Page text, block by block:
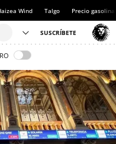
Wind Talgo Precio gasolina